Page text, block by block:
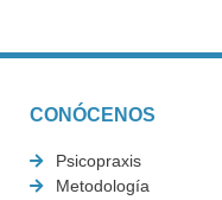
CONÓCENOS
Psicopraxis
Metodología